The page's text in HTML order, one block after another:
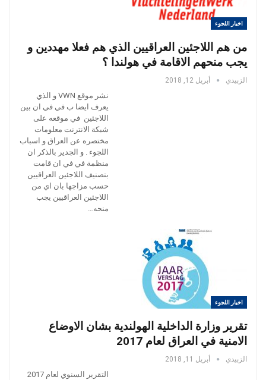
اخبار اللجوء
من هم اللاجئين العراقيين الذي هم فعلا مهددين و
يجب منحهم الاقامة في هولندا ؟
الزبيدي أبريل 12, 2018
نشر موقع VWN و الذي
يعرف ايضا ب في في ان بين
اللاجئين في موقعه على
شبكة الانترنت معلومات
مختصره عن العراق و اسباب
اللجوء . و الجدير بالذكر ان
منظمة في في ان قامت
بتصنيف اللاجئين العراقيين
حسب مزاجها بان اي من
اللاجئين العراقيين يجب
منحه…
اخبار اللجوء
تقرير وزارة الداخلية الهولندية بشان الاوضاع
الامنية في العراق لعام 2017
الزبيدي أبريل 11, 2018
التقرير السنوي لعام 2017